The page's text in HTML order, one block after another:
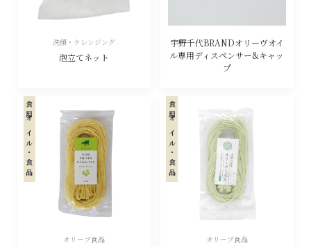
洗顔・クレンジング
泡立てネット
宇野千代BRANDオリーヴオイ
ル専用ディスペンサー&キャッ
プ
オリーブ食品
食用オイル・食品
オリーブ食品
食用オイル・食品